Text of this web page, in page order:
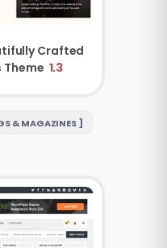
Crafted
Theme 1.3
& MAGAZINES ]